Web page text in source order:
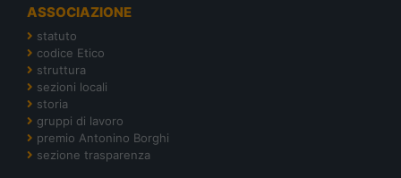
ASSOCIAZIONE
statuto
codice Etico
struttura
sezioni locali
storia
gruppi di lavoro
premio Antonino Borghi
sezione trasparenza